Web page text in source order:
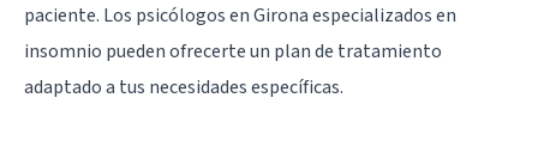
paciente. Los psicólogos en Girona especializados en
insomnio pueden ofrecerte un plan de tratamiento
adaptado a tus necesidades específicas.